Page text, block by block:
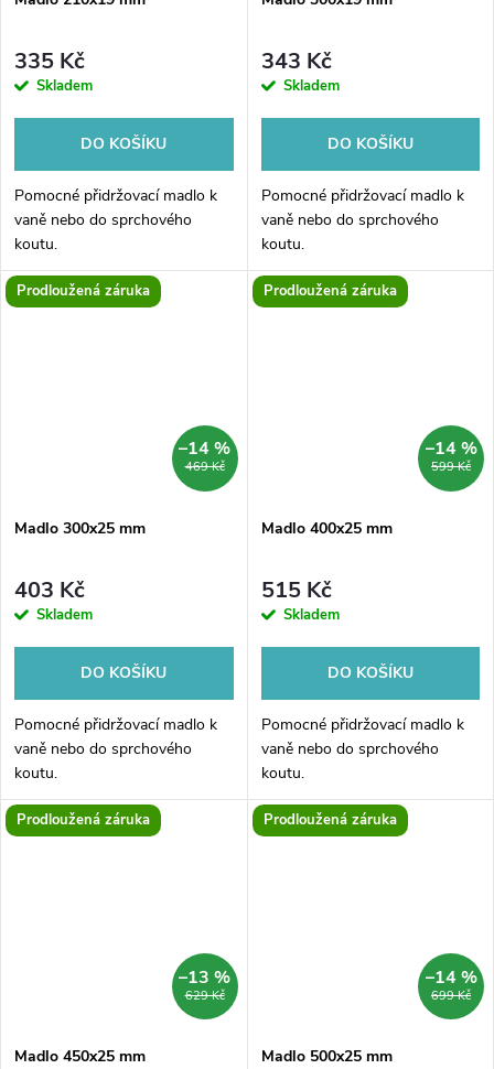
335 Kč
Skladem
DO KOŠÍKU
Pomocné přidržovací madlo k
vaně nebo do sprchového
koutu.
343 Kč
Skladem
DO KOŠÍKU
Pomocné přidržovací madlo k
vaně nebo do sprchového
koutu.
Prodloužená záruka
469 Kč
–14 %
Madlo 300x25 mm
403 Kč
Skladem
DO KOŠÍKU
Pomocné přidržovací madlo k
vaně nebo do sprchového
koutu.
Prodloužená záruka
599 Kč
–14 %
Madlo 400x25 mm
515 Kč
Skladem
DO KOŠÍKU
Pomocné přidržovací madlo k
vaně nebo do sprchového
koutu.
Prodloužená záruka
629 Kč
–13 %
Madlo 450x25 mm
Prodloužená záruka
699 Kč
–14 %
Madlo 500x25 mm